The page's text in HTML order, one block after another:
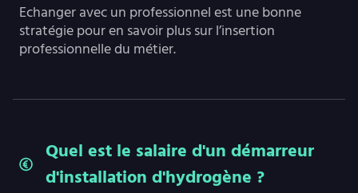
Echanger avec un professionnel est une bonne
stratégie pour en savoir plus sur l’insertion
professionnelle du métier.
Quel est le salaire d'un démarreur
d'installation d'hydrogène ?